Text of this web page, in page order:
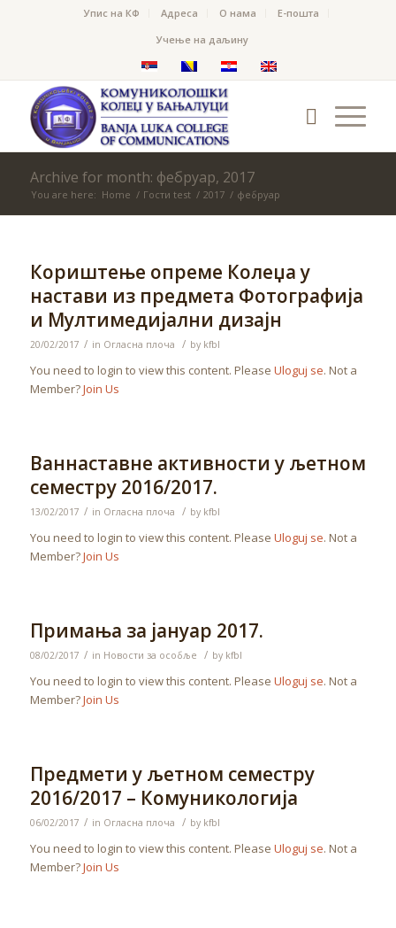
Упис на КФ Адреса О нама
Е-пошта
Учење на даљину
Archive for month: фебруар, 2017
You are here: Home / Гости test / 2017 / фебруар
Кориштење опреме Колеџа у
настави из предмета Фотографија
и Мултимедијални дизајн
20/02/2017 / in Огласна плоча / by kfbl
You need to login to view this content. Please Uloguj se. Not a
Member?Join Us
Ваннаставне активности у љетном
семестру 2016/2017.
13/02/2017 / in Огласна плоча / by kfbl
You need to login to view this content. Please Uloguj se. Not a
Member?Join Us
Примања за јануар 2017.
08/02/2017 / in Новости за особље / by kfbl
You need to login to view this content. Please Uloguj se. Not a
Member?Join Us
Предмети у љетном семестру
2016/2017 – Комуникологија
06/02/2017 / in Огласна плоча / by kfbl
You need to login to view this content. Please Uloguj se. Not a
Member?Join Us